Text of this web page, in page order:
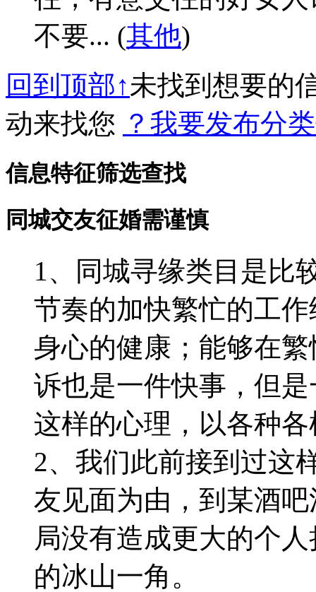
不要... (其他)
回到顶部↑未找到想要的
动来找您 ？我要发布分
信息特征筛选查找
同城交友征婚需谨慎
1、同城寻缘类目是比
节奏的加快繁忙的工
身心的健康；能够在
诉也是一件快事，但
这样的心理，以各种
2、我们此前接到过这
友见面为由，到某酒
局没有造成更大的个
的冰山一角。